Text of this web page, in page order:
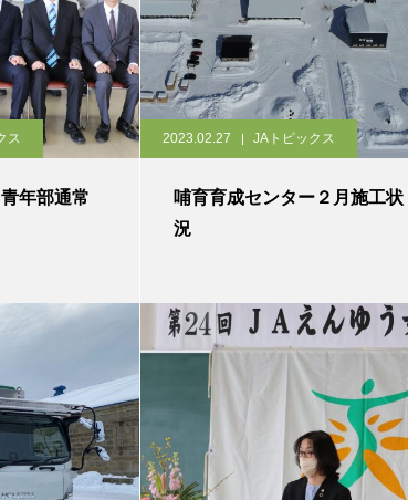
ス
年部通常
2023.02.27 JAトピックス
哺育育成センター２月施工状
況